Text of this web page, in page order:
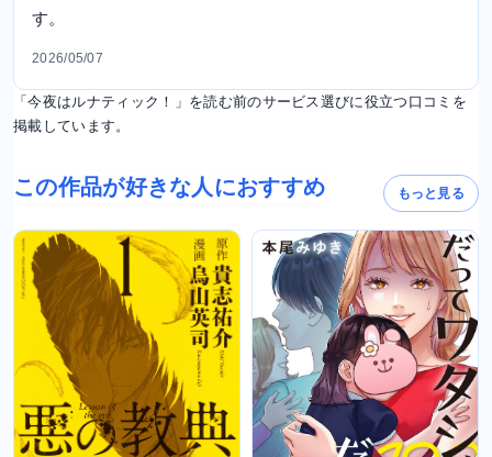
す。
2026/05/07
「今夜はルナティック！」を読む前のサービス選びに役立つ口コミを
掲載しています。
この作品が好きな人におすすめ もっと見る